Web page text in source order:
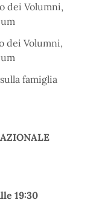
dei Volumni,
dei Volumni,
famiglia
19:30